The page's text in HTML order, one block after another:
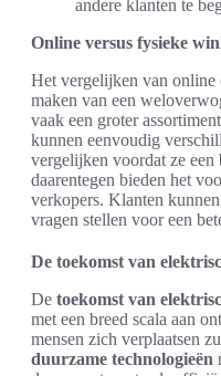
andere klanten te
Online versus fysieke
Het vergelijken van
maken van een
vaak een groter
kunnen eenvoudig
vergelijken voordat ze
daarentegen bieden het
verkopers. Klanten
vragen stellen voor een
De toekomst van
De toekomst van
met een breed scala aan
mensen zich verplaatsen
duurzame technologieën